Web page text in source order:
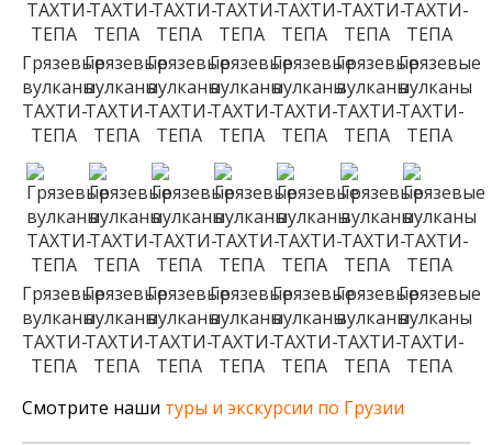
Грязевые
вулканы
ТАХТИ-
ТЕПА
Грязевые
вулканы
ТАХТИ-
ТЕПА
Грязевые
вулканы
ТАХТИ-
ТЕПА
Грязевые
вулканы
ТАХТИ-
ТЕПА
Грязевые
вулканы
ТАХТИ-
ТЕПА
Грязевые
вулканы
ТАХТИ-
ТЕПА
Грязевые
вулканы
ТАХТИ-
ТЕПА
Грязевые
вулканы
ТАХТИ-
ТЕПА
Грязевые
вулканы
ТАХТИ-
ТЕПА
Грязевые
вулканы
ТАХТИ-
ТЕПА
Грязевые
вулканы
ТАХТИ-
ТЕПА
Грязевые
вулканы
ТАХТИ-
ТЕПА
Грязевые
вулканы
ТАХТИ-
ТЕПА
Грязевые
вулканы
ТАХТИ-
ТЕПА
Смотрите наши туры и экскурсии по Грузии